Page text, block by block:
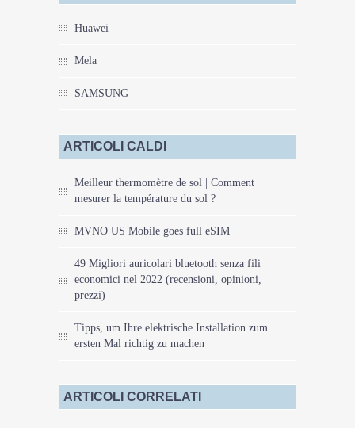
Huawei
Mela
SAMSUNG
ARTICOLI CALDI
Meilleur thermomètre de sol | Comment
mesurer la température du sol ?
MVNO US Mobile goes full eSIM
49 Migliori auricolari bluetooth senza fili
economici nel 2022 (recensioni, opinioni,
prezzi)
Tipps, um Ihre elektrische Installation zum
ersten Mal richtig zu machen
ARTICOLI CORRELATI